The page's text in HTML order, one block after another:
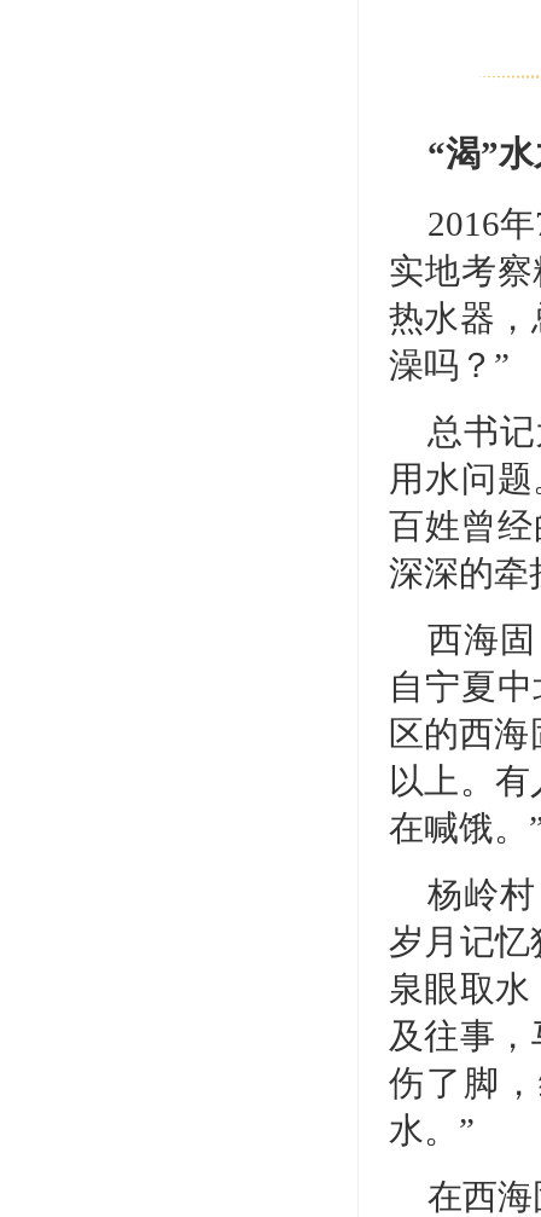
“渴”
2016
实地考
热水器，
澡吗？”
总书
用水问
百姓曾
深深的牵
西海
自宁夏
区的西
以上。
在喊饿。
杨岭
岁月记忆
泉眼取
及往事
伤了脚
水。”
在西